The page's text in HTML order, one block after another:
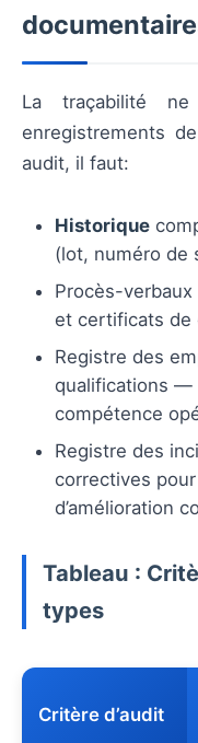
La traçabilité
enregistrements
audit, il faut:
Historique
(lot, numéro de
Procès-
et certificats de
Registre des
qualifications —
compétence
Registre des
correctives
d’amélioration
Tableau :
types
Critère d’audit